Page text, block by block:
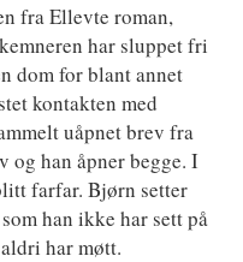
fra Ellevte roman,
har sluppet fri
dom for blant annet
kontakten med
uåpnet brev fra
og han åpner begge. I
farfar. Bjørn setter
han ikke har sett på
har møtt.